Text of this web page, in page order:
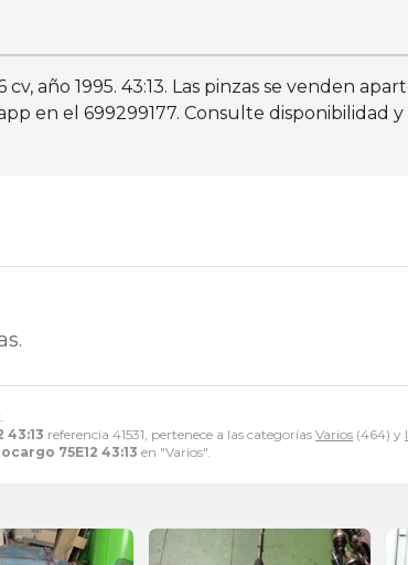
43:13 referencia 41531, pertenece a las categorías Varios (464) y
75E12 43:13 en "Varios".
año 1995. 43:13. Las pinzas se venden
en el 699299177. Consulte disponibilidad